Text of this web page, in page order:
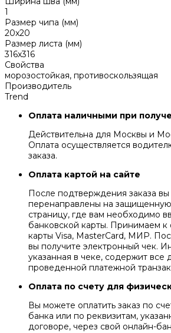
1
Размер чипа (мм)
20x20
Размер листа (мм)
316x316
Свойства
морозостойкая, противоскользящая
Производитель
Trend
Оплата наличными при
Действительна для Москвы и
Оплата осуществляется
заказа.
Оплата картой на сайте
После подтверждения заказа
перенаправлены на
страницу, где вам необходимо
банковской карты. Принимаем к
карты Visa, MasterCard, МИР.
вы получите электронный чек.
указанная в чеке, содержит все
проведенной платежной
Оплата по счету для
Вы можете оплатить заказ по
банка или по реквизитам,
договоре, через свой онлайн-